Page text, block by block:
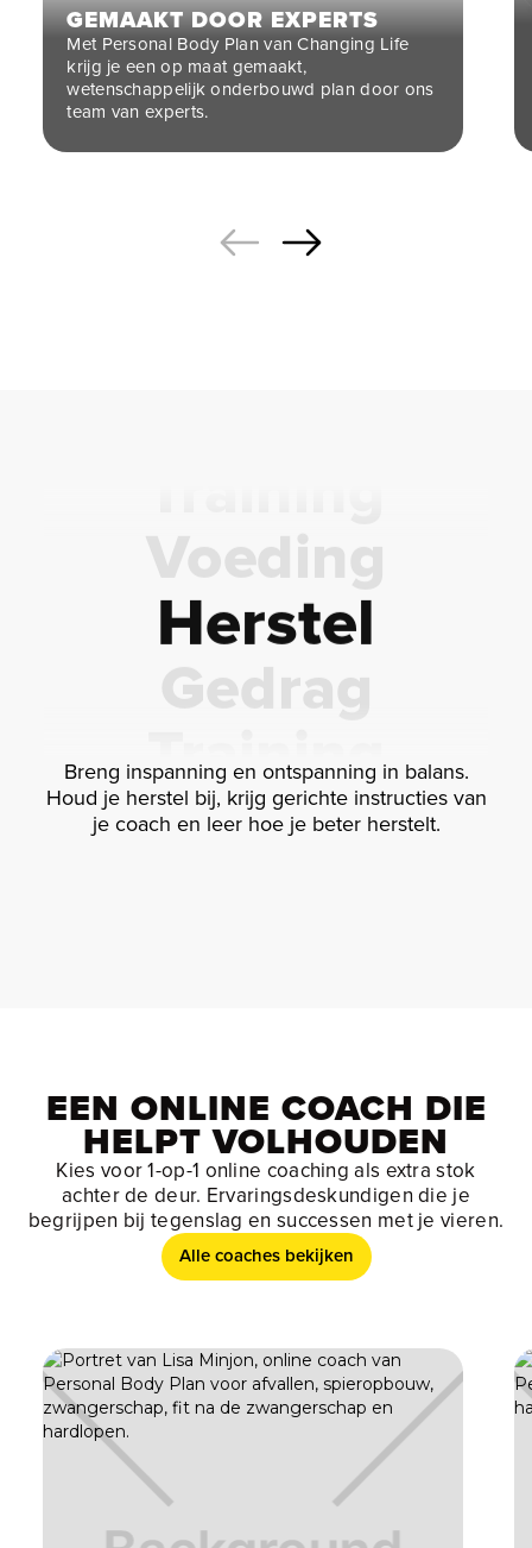
GEMAAKT DOOR EXPERTS
Met Personal Body Plan van Changing Life
krijg je een op maat gemaakt,
wetenschappelijk onderbouwd plan door ons
team van experts.
Voeding
Herstel
Gedrag
Training
Voeding
Breng inspanning en ontspanning in balans.
Houd je herstel bij, krijg gerichte instructies van
je coach en leer hoe je beter herstelt.
EEN ONLINE COACH DIE
HELPT VOLHOUDEN
Kies voor 1-op-1 online coaching als extra stok
achter de deur. Ervaringsdeskundigen die je
begrijpen bij tegenslag en successen met je vieren.
Alle coaches bekijken